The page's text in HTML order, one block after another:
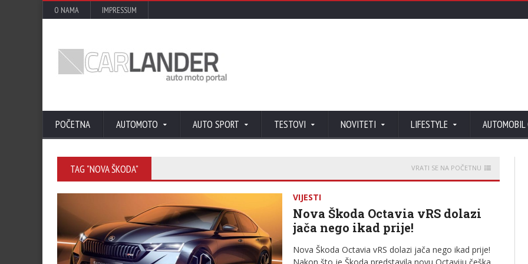
O NAMA IMPRESSUM
POČETNA AUTOMOTO AUTO SPORT TESTOVI NOVITETI LIFESTYLE AUTOMOBIL
TAG "NOVA ŠKODA" VRATI SE NA POČETNU
VIJESTI
Nova Škoda Octavia vRS dolazi
jača nego ikad prije!
Nova Škoda Octavia vRS dolazi jača nego ikad prije!